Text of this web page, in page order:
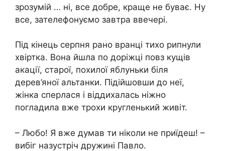
зрозумій … ні, все добре, краще не буває. Ну
все, зателефонуємо завтра ввечері.
Під кінець серпня рано вранці тихо рипнули
хвіртка. Вона йшла по доріжці повз кущів
акації, старої, похилої яблуньки біля
дерев’яної альтанки. Підійшовши до неї,
жінка сперлася і віддихалась ніжно
погладила вже трохи кругленький живіт.
– Любо! Я вже думав ти ніколи не приїдеш! –
вибіг назустріч дружині Павло.